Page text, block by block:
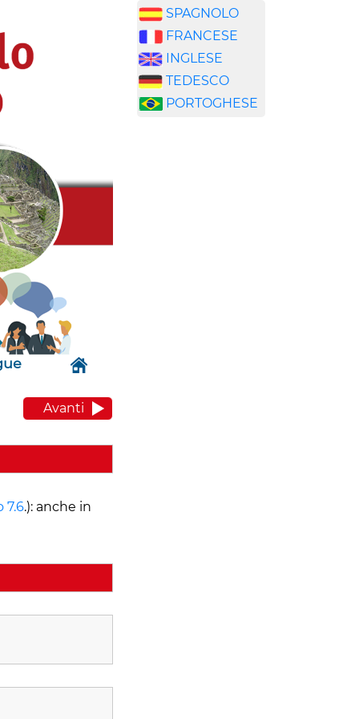
Avanti
7.6.): anche in
SPAGNOLO
FRANCESE
INGLESE
TEDESCO
PORTOGHESE